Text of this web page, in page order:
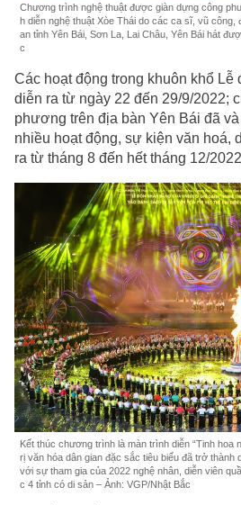
Chương trình nghệ thuật được giàn dựng công
h diễn nghệ thuật Xòe Thái do các ca sĩ, vũ công,
an tỉnh Yên Bái, Sơn La, Lai Châu, Yên Bái hát
c
Các hoạt động trong khuôn khổ Lễ
diễn ra từ ngày 22 đến 29/9/2022;
phương trên địa bàn Yên Bái đã
nhiều hoạt động, sự kiện văn hoá,
ra từ tháng 8 đến hết tháng 12/
Kết thúc chương trình là màn trình diễn “Tinh hoa
rị văn hóa dân gian đặc sắc tiêu biểu đã trở thành
với sự tham gia của 2022 nghệ nhân, diễn viên
c 4 tỉnh có di sản – Ảnh: VGP/Nhật Bắc